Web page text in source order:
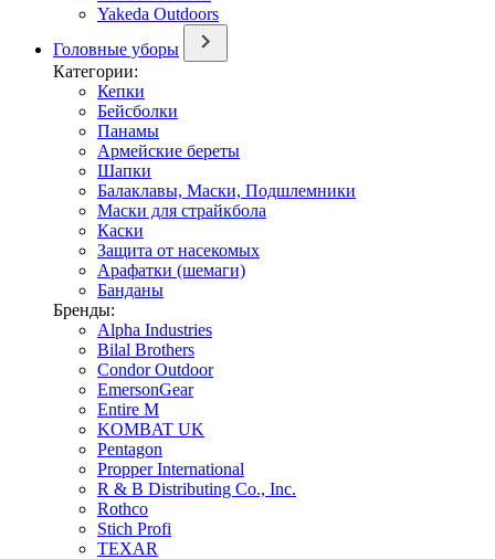
Yakeda Outdoors
Головные уборы
Категории:
Кепки
Бейсболки
Панамы
Армейские береты
Шапки
Балаклавы, Маски, Подшлемники
Маски для страйкбола
Каски
Защита от насекомых
Арафатки (шемаги)
Банданы
Бренды:
Alpha Industries
Bilal Brothers
Condor Outdoor
EmersonGear
Entire M
KOMBAT UK
Pentagon
Propper International
R & B Distributing Co., Inc.
Rothco
Stich Profi
TEXAR